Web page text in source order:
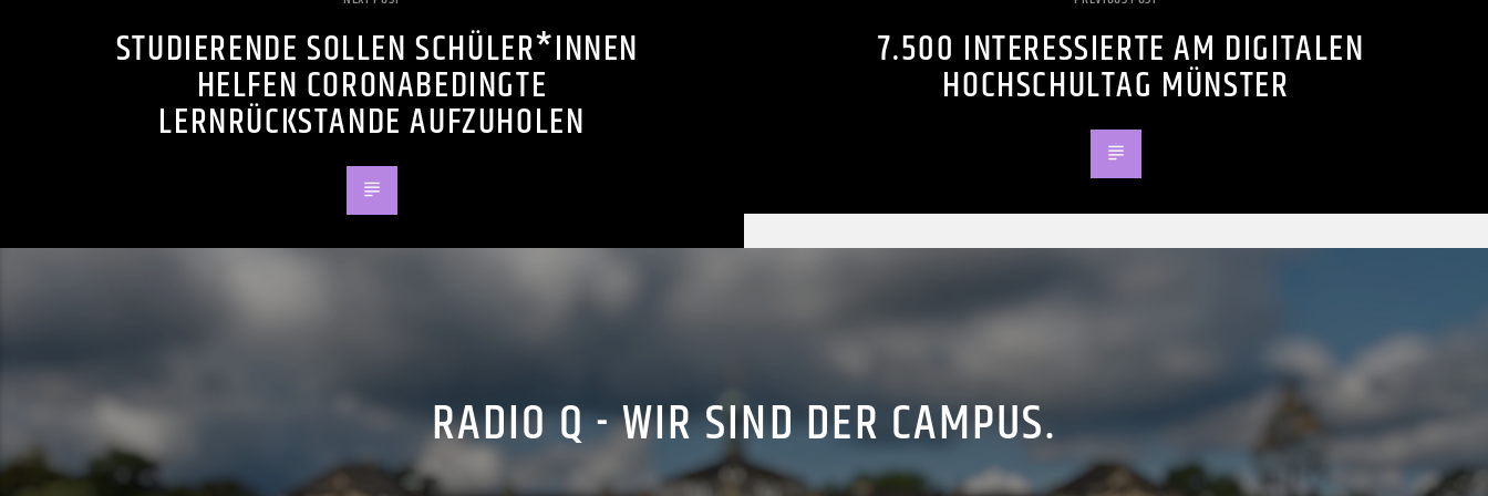
STUDIERENDE SOLLEN SCHÜLER*INNEN
HELFEN CORONABEDINGTE
LERNRÜCKSTANDE AUFZUHOLEN
7.500 INTERESSIERTE AM DIGITALEN
HOCHSCHULTAG MÜNSTER
RADIO Q - WIR SIND DER CAMPUS.